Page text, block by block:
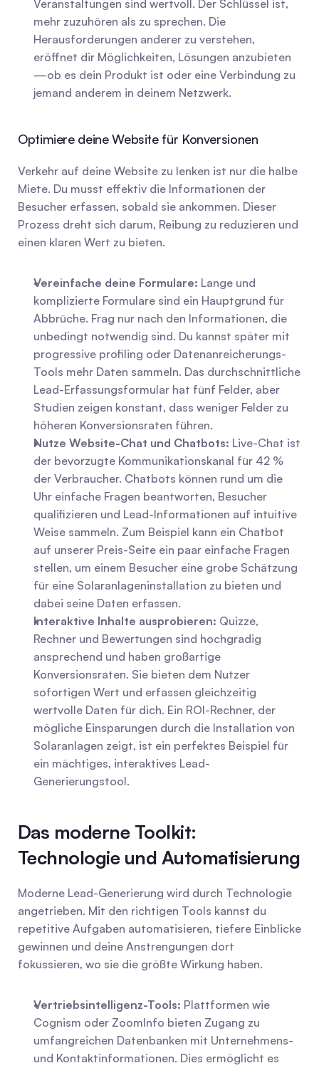
Veranstaltungen sind wertvoll. Der Schlüssel ist,
mehr zuzuhören als zu sprechen. Die
Herausforderungen anderer zu verstehen,
eröffnet dir Möglichkeiten, Lösungen anzubieten
—ob es dein Produkt ist oder eine Verbindung zu
jemand anderem in deinem Netzwerk.
Optimiere deine Website für Konversionen
Verkehr auf deine Website zu lenken ist nur die halbe
Miete. Du musst effektiv die Informationen der
Besucher erfassen, sobald sie ankommen. Dieser
Prozess dreht sich darum, Reibung zu reduzieren und
einen klaren Wert zu bieten.
Vereinfache deine Formulare: Lange und
komplizierte Formulare sind ein Hauptgrund für
Abbrüche. Frag nur nach den Informationen, die
unbedingt notwendig sind. Du kannst später mit
progressive profiling oder Datenanreicherungs-
Tools mehr Daten sammeln. Das durchschnittliche
Lead-Erfassungsformular hat fünf Felder, aber
Studien zeigen konstant, dass weniger Felder zu
höheren Konversionsraten führen.
Nutze Website-Chat und Chatbots: Live-Chat ist
der bevorzugte Kommunikationskanal für 42 %
der Verbraucher. Chatbots können rund um die
Uhr einfache Fragen beantworten, Besucher
qualifizieren und Lead-Informationen auf intuitive
Weise sammeln. Zum Beispiel kann ein Chatbot
auf unserer Preis-Seite ein paar einfache Fragen
stellen, um einem Besucher eine grobe Schätzung
für eine Solaranlageninstallation zu bieten und
dabei seine Daten erfassen.
Interaktive Inhalte ausprobieren: Quizze,
Rechner und Bewertungen sind hochgradig
ansprechend und haben großartige
Konversionsraten. Sie bieten dem Nutzer
sofortigen Wert und erfassen gleichzeitig
wertvolle Daten für dich. Ein ROI-Rechner, der
mögliche Einsparungen durch die Installation von
Solaranlagen zeigt, ist ein perfektes Beispiel für
ein mächtiges, interaktives Lead-
Generierungstool.
Das moderne Toolkit:
Technologie und Automatisierung
Moderne Lead-Generierung wird durch Technologie
angetrieben. Mit den richtigen Tools kannst du
repetitive Aufgaben automatisieren, tiefere Einblicke
gewinnen und deine Anstrengungen dort
fokussieren, wo sie die größte Wirkung haben.
Vertriebsintelligenz-Tools: Plattformen wie
Cognism oder ZoomInfo bieten Zugang zu
umfangreichen Datenbanken mit Unternehmens-
und Kontaktinformationen. Dies ermöglicht es